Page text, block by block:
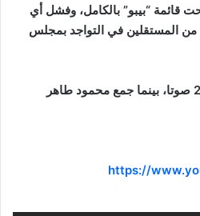
“بيبو” بالكامل، وفشل أي
المستقلين في التواجد بمجلس
وحصد محمود الخطيب 20956 صوتا، بينما جمع محمود طاهر
https://